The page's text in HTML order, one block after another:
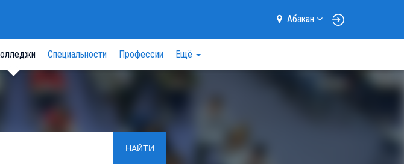
Абакан
Специальности Профессии Ещё
НАЙТИ